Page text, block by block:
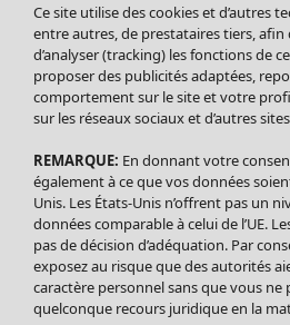
Soldes Vêtements
Tous les vêtements
Robes
Tuniques
Blouses
Tops
Gilets
Pantalon
Jupes
Ce site utilise des cookies et d’autres
entre autres, de prestataires tiers,
d’analyser (tracking) les fonctions de
proposer des publicités adaptées,
comportement sur le site et votre
sur les réseaux sociaux et d’autres
REMARQUE: En donnant votre
également à ce que vos données
Unis. Les États-Unis n’offrent pas un
données comparable à celui de l’UE.
pas de décision d’adéquation. Par
exposez au risque que des autorités
caractère personnel sans que vous ne
quelconque recours juridique en la